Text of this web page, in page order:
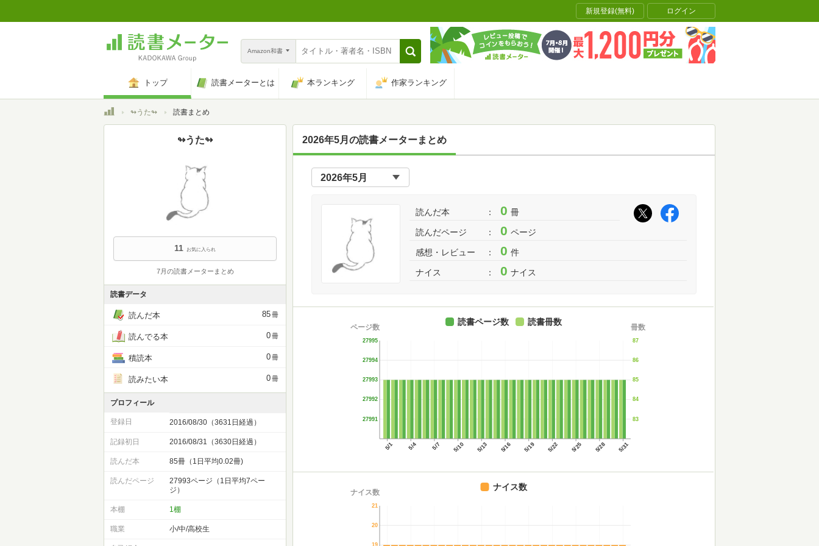
新規登録(無料) ログイン
Amazon和書
トップ 読書メーターとは 本ランキング 作家ランキング
トップ↬うた↬ 読書まとめ
2026年5月の読書メーターまとめ
読んだ本 0 冊
読んだページ 0 ページ
感想・レビュー 0 件
ナイス 0 ナイス
5/1 5/4 5/7 5/10 5/13 5/16 5/19 5/22 5/25 5/28 5/31
27991
27992
27993
27994
27995
ページ数
83
84
85
86
87
冊数
読書ページ数 読書冊数
20
21
ナイス数
ナイス数
↬うた↬
11 お気に入られ
7月の読書メーターまとめ
読書データ
読んだ本 85冊
読んでる本 0冊
積読本 0冊
読みたい本 0冊
プロフィール
登録日 2016/08/30（3631日経過）
記録初日 2016/08/31（3630日経過）
読んだ本 85冊（1日平均0.02冊)
読んだページ
27993ページ（1日平均7ペー
ジ）
本棚 1棚
職業 小/中/高校生